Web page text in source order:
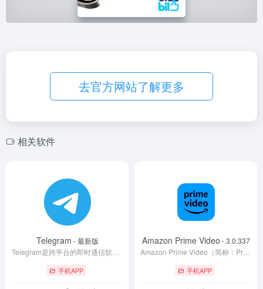
去官方网站了解更多
相关软件
Telegram - 最新版
手机APP
Amazon Prime Video - 3.0.337
手机APP